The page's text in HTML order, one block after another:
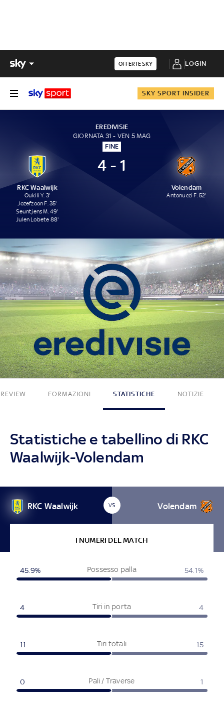
OFFERTE SKY LOGIN
SKY SPORT INSIDER
EREDIVISIE
GIORNATA 31 - VEN 5 MAG
FINE
RKC Waalwijk
Oukili Y. 3'
Jozefzoon F. 35'
Seuntjens M. 49'
Julen Lobete 88'
4 - 1
Volendam
Antonucci F. 52'
4 - 1
FORMAZIONI STATISTICHE NOTIZIE
Statistiche e tabellino di RKC
Waalwijk-Volendam
RKC Waalwijk VS Volendam
I NUMERI DEL MATCH
Possesso palla
45.9% 54.1%
Tiri in porta
4 4
Tiri totali
11 15
Pali / Traverse
0 1